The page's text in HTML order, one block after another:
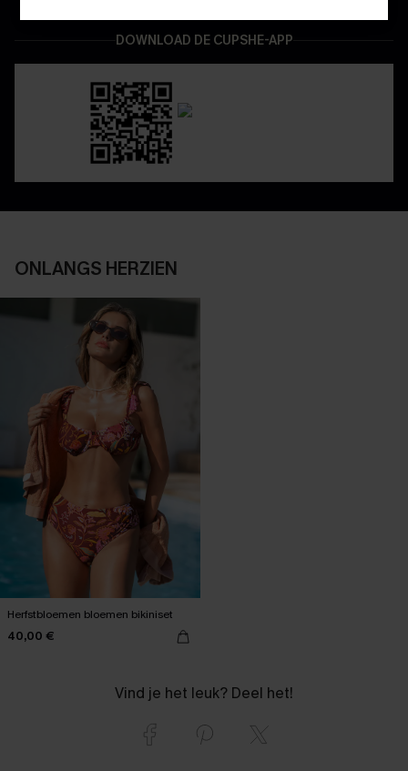
DOWNLOAD DE CUPSHE-APP
ONLANGS HERZIEN
Herfstbloemen bloemen bikiniset
40,00 €
Vind je het leuk? Deel het!